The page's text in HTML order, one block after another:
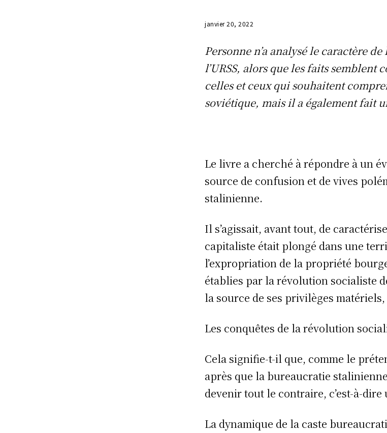
janvier 20, 2022
Personne n’a analysé le caractère
l’URSS, alors que les faits
celles et ceux qui souhaitent
soviétique, mais il a également fait
Le livre a cherché à répondre à un
source de confusion et de vives
stalinienne.
Il s’agissait, avant tout, de
capitaliste était plongé dans une
l’expropriation de la propriété
établies par la révolution socialiste
la source de ses privilèges
Les conquêtes de la révolution
Cela signifie-t-il que, comme le
après que la bureaucratie
devenir tout le contraire, c’est-à-
La dynamique de la caste